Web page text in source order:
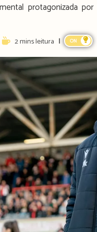
protagonizada
Reading2 mins leitura ON